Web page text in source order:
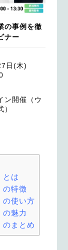
の事例を徹
ナー
日(木)
ン開催（ウ
）
は
特徴
使い方
魅力
まとめ